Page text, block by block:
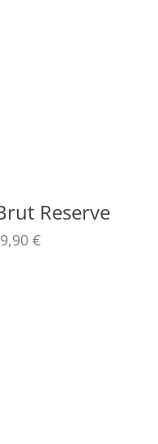
Reserve
€